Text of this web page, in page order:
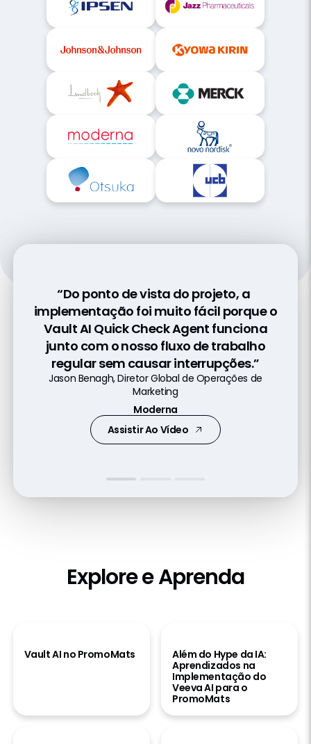
“Do ponto de vista do projeto, a
implementação foi muito fácil porque o
Vault AI Quick Check Agent funciona
junto com o nosso fluxo de trabalho
regular sem causar interrupções.”
Jason Benagh, Diretor Global de Operações de
Marketing
Moderna
Assistir Ao Vídeo
“Com o PromoMats, obtivemos insights
cruciais que nos ajudaram a identificar
oportunidades para reutilizar, adaptar
ou retirar ativos, permitindo a
personalização de conteúdo em escala.”
Francesco Iaccarino, Gerente de Operações
Comerciais
e Demanda de RH
Angelini Pharma S.p.A.
Ler O Blog
“A parceria com a Veeva nos ajuda a
mudar de uma abordagem de conteúdo
padrão para um modelo personalizado
que transforma o relacionamento com
nossos clientes.”
Kevin Rose, Diretor Executivo de Content Excellence
Boehringer Ingelheim
Ler O Comunicado De Imprensa
Explore e Aprenda
Vault AI no PromoMats
Além do Hype da IA:
Aprendizados na
Implementação do
Veeva AI para o
PromoMats